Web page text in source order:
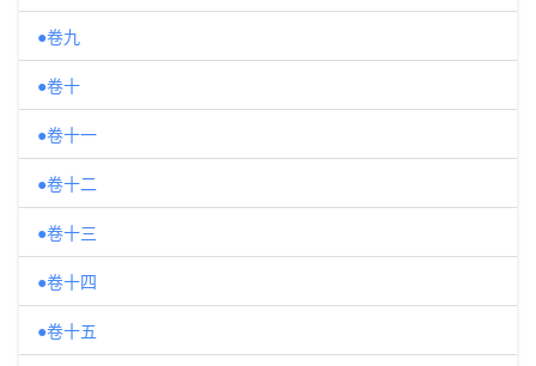
●卷九
●卷十
●卷十一
●卷十二
●卷十三
●卷十四
●卷十五